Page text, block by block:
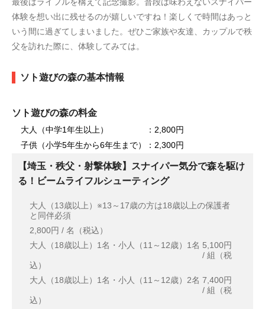
体験を想い出に残せるのが嬉しいですね！楽しくで時間はあっと
いう間に過ぎてしまいました。ぜひご家族や友達、カップルで秩
父を訪れた際に、体験してみては。
ソト遊びの森の基本情報
ソト遊びの森の料金
大人（中学1年生以上） ：2,800円
子供（小学5年生から6年生まで）：2,300円
【埼玉・秩父・射撃体験】スナイパー気分で森を駆け
る！ビームライフルシューティング
大人（13歳以上）※13～17歳の方は18歳以上の保護者
と同伴必須
2,800円 / 名（税込）
大人（18歳以上）1名・小人（11～12歳）1名 5,100円
/ 組（税
込）
大人（18歳以上）1名・小人（11～12歳）2名 7,400円
/ 組（税
込）